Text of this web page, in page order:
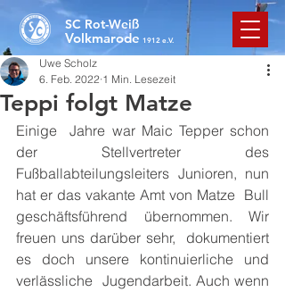
SC Rot-Weiß
Volkmarode 1912 e.V.
Teppi folgt Matze
Uwe Scholz
6. Feb. 2022 1 Min. Lesezeit
Einige  Jahre war Maic Tepper schon
der Stellvertreter des
Fußballabteilungsleiters Junioren, nun
hat er das vakante Amt von Matze  Bull
geschäftsführend übernommen. Wir
freuen uns darüber sehr,  dokumentiert
es doch unsere kontinuierliche und
verlässliche  Jugendarbeit. Auch wenn